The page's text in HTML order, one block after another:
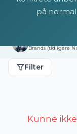
på
Brands (tidligere
Filter
Kunne